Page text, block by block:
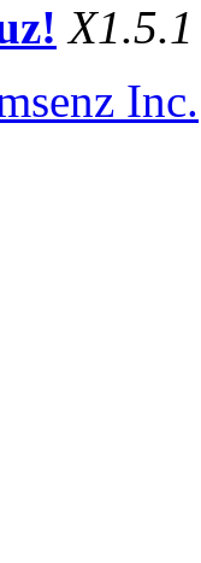
X1.5.1
Inc.